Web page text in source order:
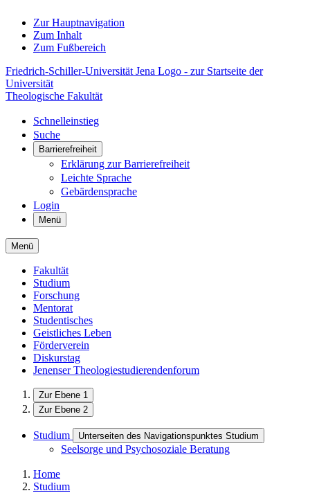
Zur Hauptnavigation
Zum Inhalt
Zum Fußbereich
Friedrich-Schiller-Universität Jena Logo - zur Startseite der
Universität
Theologische Fakultät
Schnelleinstieg
Suche
Barrierefreiheit
Erklärung zur Barrierefreiheit
Leichte Sprache
Gebärdensprache
Login
Menü
Menü
Fakultät
Studium
Forschung
Mentorat
Studentisches
Geistliches Leben
Förderverein
Diskurstag
Jenenser Theologiestudierendenforum
Zur Ebene 1
Zur Ebene 2
Studium Unterseiten des Navigationspunktes Studium
Seelsorge und Psychosoziale Beratung
Home
Studium